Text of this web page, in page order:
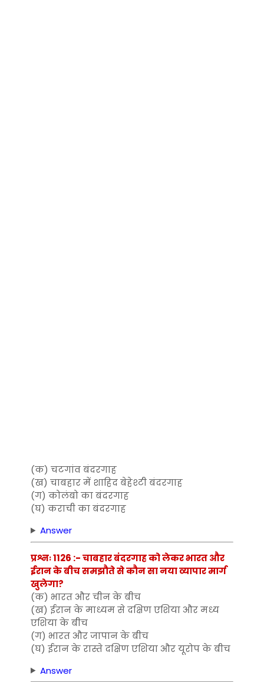
(क) चटगांव बंदरगाह
(ख) चाबहार में शाहिद बेहेश्टी बंदरगाह
(ग) कोलंबो का बंदरगाह
(घ) कराची का बंदरगाह
Answer
प्रश्नः 1126 :- चाबहार बंदरगाह को लेकर भारत और
ईरान के बीच समझौते से कौन सा नया व्यापार मार्ग
खुलेगा?
(क) भारत और चीन के बीच
(ख) ईरान के माध्यम से दक्षिण एशिया और मध्य
एशिया के बीच
(ग) भारत और जापान के बीच
(घ) ईरान के रास्ते दक्षिण एशिया और यूरोप के बीच
Answer